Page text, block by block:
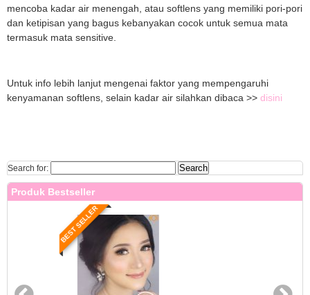
mencoba kadar air menengah, atau softlens yang memiliki pori-pori
dan ketipisan yang bagus kebanyakan cocok untuk semua mata
termasuk mata sensitive.
Untuk info lebih lanjut mengenai faktor yang mempengaruhi
kenyamanan softlens, selain kadar air silahkan dibaca >> disini
Search for:
Produk Bestseller